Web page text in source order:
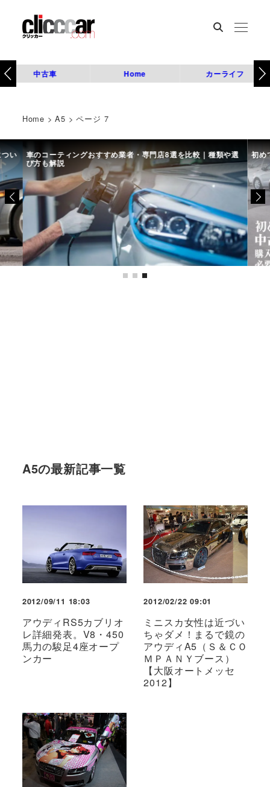
中古車 Home カーライフ
Home >A5 >ページ 7
い 車のコーティングおすすめ業者・専門店8選を比較｜種類や選
び方も解説
初め
A5の最新記事一覧
2012/09/11 18:03
アウディRS5カブリオ
レ詳細発表。V8・450
馬力の駿足4座オープ
ンカー
2012/02/22 09:01
ミニスカ女性は近づい
ちゃダメ！まるで鏡の
アウディA5（Ｓ＆ＣＯ
ＭＰＡＮＹブース）
【大阪オートメッセ
2012】